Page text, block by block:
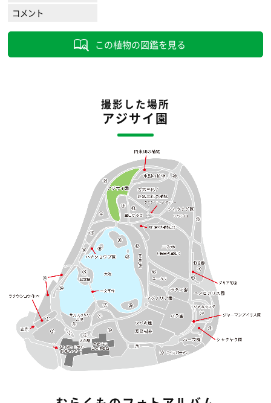
コメント
この植物の図鑑を見る
撮影した場所
アジサイ園